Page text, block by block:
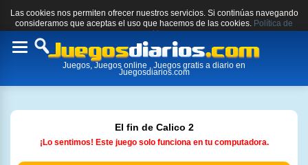
Las cookies nos permiten ofrecer nuestros servicios. Si continúas navegando
consideramos que aceptas el uso que hacemos de las cookies. Política de
cookies.
Toggle
Juegos, Juegos online , Juegos gratis a diario en
Juegosdiarios.com
El fin de Calico 2
¡Lo sentimos! Este juego solo funciona en tu computadora.